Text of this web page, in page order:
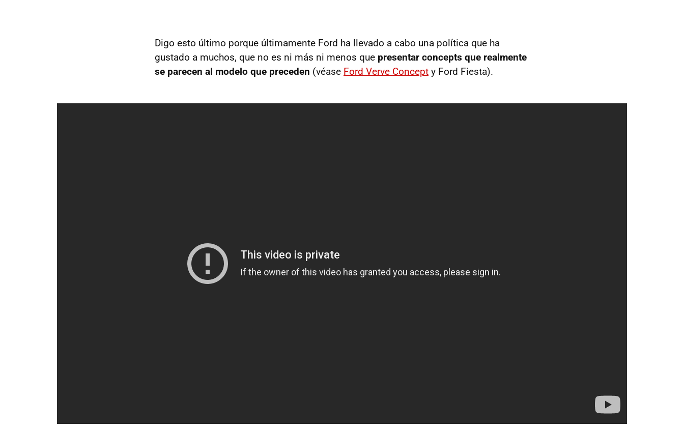
Digo esto último porque últimamente Ford ha llevado a cabo una política que ha
gustado a muchos, que no es ni más ni menos que presentar concepts que realmente
se parecen al modelo que preceden (véase Ford Verve Concept y Ford Fiesta).